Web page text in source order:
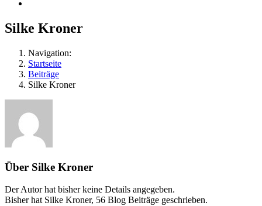
Silke Kroner
Navigation:
Startseite
Beiträge
Silke Kroner
Über Silke Kroner
Der Autor hat bisher keine Details angegeben.
Bisher hat Silke Kroner, 56 Blog Beiträge geschrieben.